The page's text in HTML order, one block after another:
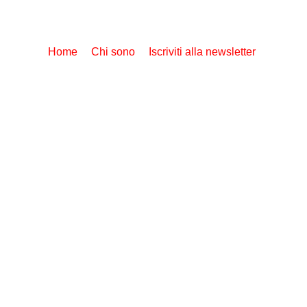
Home Chi sono Iscriviti alla newsletter